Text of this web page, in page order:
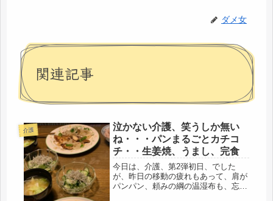
ダメ女
関連記事
介護
泣かない介護、笑うしか無い
ね・・・パンまるごとカチコ
チ・・生姜焼、うまし、完食
今日は、介護、第2弾初日、でした
が、昨日の移動の疲れもあって、肩が
パンパン、頼みの綱の温湿布も、忘れ